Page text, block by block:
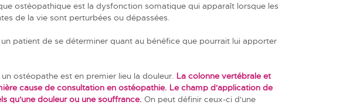
ostéopathique est la dysfonction somatique qui apparaît lorsque les
de la vie sont perturbées ou dépassées.
patient de se déterminer quant au bénéfice que pourrait lui apporter
ostéopathe est en premier lieu la douleur. La colonne vertébrale et
cause de consultation en ostéopathie. Le champ d'application de
qu'une douleur ou une souffrance. On peut définir ceux-ci d'une